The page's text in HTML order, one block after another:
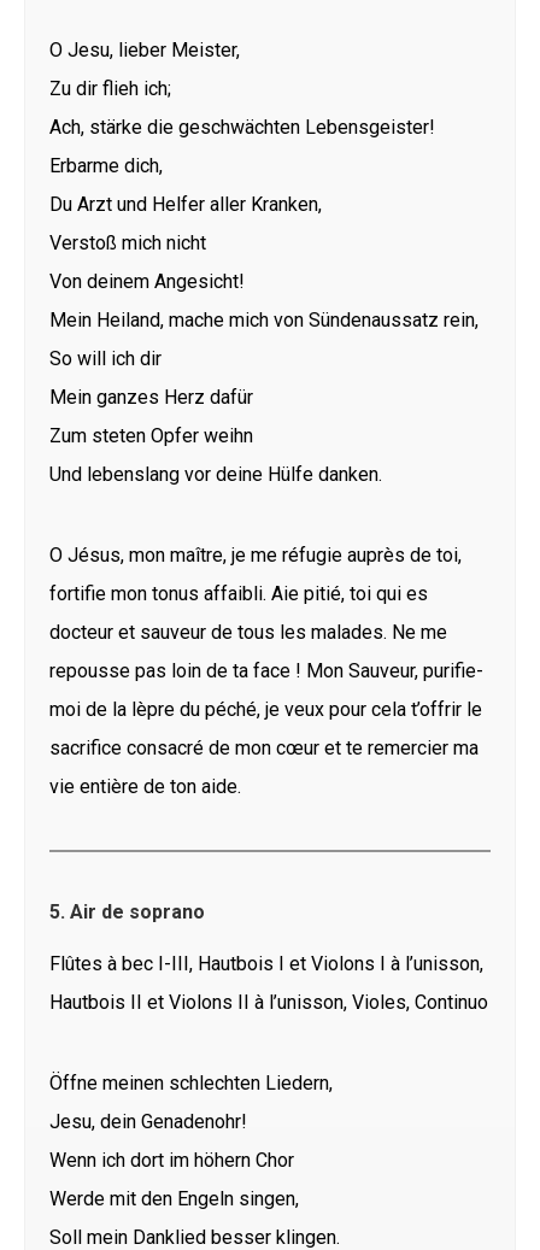
O Jesu, lieber Meister,
Zu dir flieh ich;
Ach, stärke die geschwächten Lebensgeister!
Erbarme dich,
Du Arzt und Helfer aller Kranken,
Verstoß mich nicht
Von deinem Angesicht!
Mein Heiland, mache mich von Sündenaussatz rein,
So will ich dir
Mein ganzes Herz dafür
Zum steten Opfer weihn
Und lebenslang vor deine Hülfe danken.
O Jésus, mon maître, je me réfugie auprès de toi,
fortifie mon tonus affaibli. Aie pitié, toi qui es
docteur et sauveur de tous les malades. Ne me
repousse pas loin de ta face ! Mon Sauveur, purifie-
moi de la lèpre du péché, je veux pour cela t’offrir le
sacrifice consacré de mon cœur et te remercier ma
vie entière de ton aide.
5. Air de soprano
Flûtes à bec I-III, Hautbois I et Violons I à l’unisson,
Hautbois II et Violons II à l’unisson, Violes, Continuo
Öffne meinen schlechten Liedern,
Jesu, dein Genadenohr!
Wenn ich dort im höhern Chor
Werde mit den Engeln singen,
Soll mein Danklied besser klingen.